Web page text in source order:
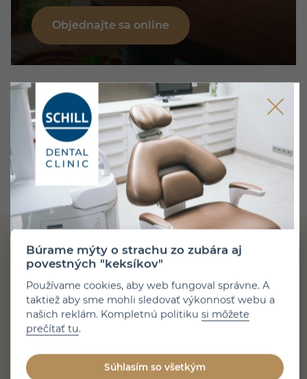
Objednajte sa online
Zostaňme v kontakte
Ďalšie podobné články
Búrame mýty o strachu zo zubára aj
povestných "keksíkov"
Používame cookies, aby web fungoval správne. A
taktiež aby sme mohli sledovať výkonnosť webu a
našich reklám. Kompletnú politikusi môžete
prečítať tu.
Súhlasím so všetkým